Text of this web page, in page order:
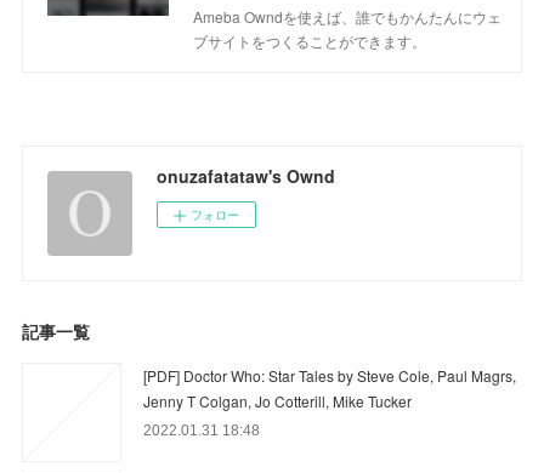
Ameba Owndを使えば、誰でもかんたんにウェ
ブサイトをつくることができます。
onuzafatataw's Ownd
フォロー
記事一覧
[PDF] Doctor Who: Star Tales by Steve Cole, Paul Magrs,
Jenny T Colgan, Jo Cotterill, Mike Tucker
2022.01.31 18:48